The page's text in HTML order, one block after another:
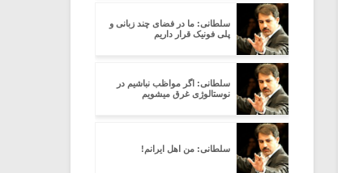
سلطانی: ما در فضای چند زبانی و
پلی فونیک قرار داریم
سلطانی: اگر مواظب نباشیم در
نوستالوژی غرق میشویم
سلطانی: من اهل ایرانم!